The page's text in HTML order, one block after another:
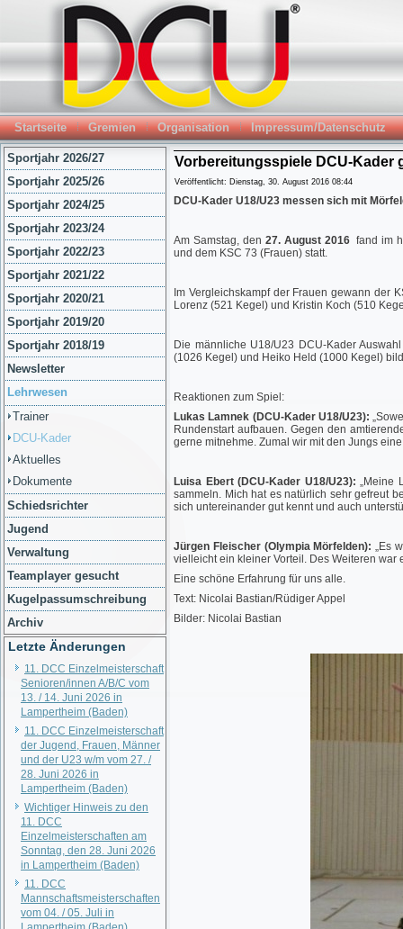
Startseite Gremien Organisation Impressum/Datenschutz
Sportjahr 2026/27
Sportjahr 2025/26
Sportjahr 2024/25
Sportjahr 2023/24
Sportjahr 2022/23
Sportjahr 2021/22
Sportjahr 2020/21
Sportjahr 2019/20
Sportjahr 2018/19
Newsletter
Lehrwesen
Trainer
DCU-Kader
Aktuelles
Dokumente
Schiedsrichter
Jugend
Verwaltung
Teamplayer gesucht
Kugelpassumschreibung
Archiv
Letzte Änderungen
11. DCC Einzelmeisterschaft
Senioren/innen A/B/C vom
13. / 14. Juni 2026 in
Lampertheim (Baden)
11. DCC Einzelmeisterschaft
der Jugend, Frauen, Männer
und der U23 w/m vom 27. /
28. Juni 2026 in
Lampertheim (Baden)
Wichtiger Hinweis zu den
11. DCC
Einzelmeisterschaften am
Sonntag, den 28. Juni 2026
in Lampertheim (Baden)
11. DCC
Mannschaftsmeisterschaften
vom 04. / 05. Juli in
Vorbereitungsspiele DCU-Kader
Veröffentlicht: Dienstag, 30. August 2016 08:44
DCU-Kader U18/U23 messen sich mit
Am Samstag, den 27. August 2016fand im
und dem KSC 73 (Frauen) statt.
Im Vergleichskampf der Frauen gewann der
Lorenz (521 Kegel) und Kristin Koch (510
Die männliche U18/U23 DCU-Kader
(1026 Kegel) und Heiko Held (1000 Kegel)
Reaktionen zum Spiel:
Lukas Lamnek (DCU-Kader U18/U23):
Rundenstart aufbauen. Gegen den
gerne mitnehme. Zumal wir mit den Jungs
Luisa Ebert (DCU-Kader U18/U23): „Meine
sammeln. Mich hat es natürlich sehr gefreut
sich untereinander gut kennt und auch
Jürgen Fleischer (Olympia Mörfelden): „Es
vielleicht ein kleiner Vorteil. Des Weiteren
Eine schöne Erfahrung für uns alle.
Text: Nicolai Bastian/Rüdiger Appel
Bilder: Nicolai Bastian